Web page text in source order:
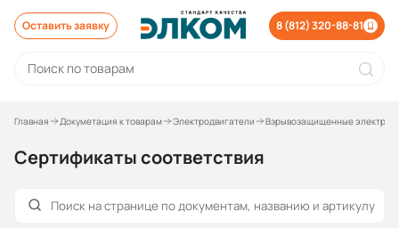
Оставить заявку 8 (812) 320-88-81
Главная Докуметация к товарам Электродвигатели Взрывозащищенные
Сертификаты соответствия